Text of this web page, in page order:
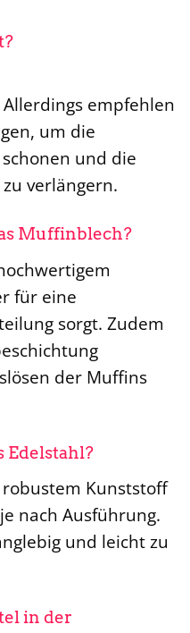
empfehlen
um die
und die
verlängern.
Muffinblech?
für eine
sorgt. Zudem
der Muffins
Edelstahl?
Kunststoff
nach Ausführung.
und leicht zu
in der